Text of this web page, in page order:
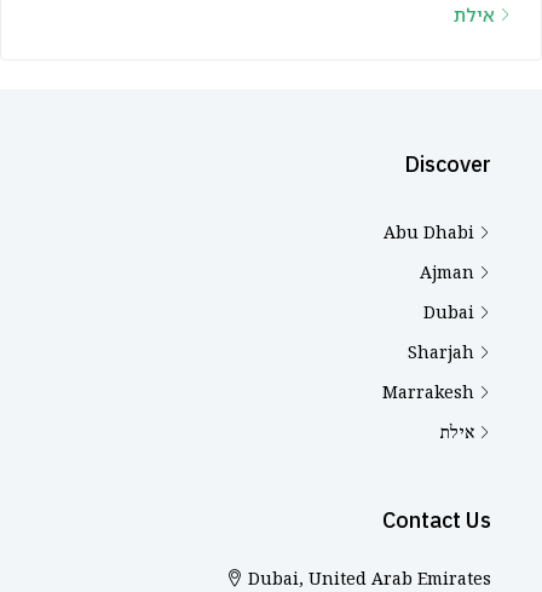
אילת
Discover
Abu Dhabi
Ajman
Dubai
Sharjah
Marrakesh
אילת
Contact Us
Dubai, United Arab Emirates